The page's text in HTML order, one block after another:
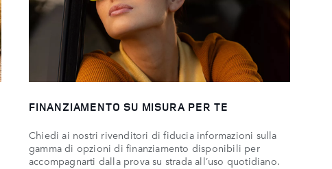
FINANZIAMENTO SU MISURA PER TE
Chiedi ai nostri rivenditori di fiducia informazioni sulla
gamma di opzioni di finanziamento disponibili per
accompagnarti dalla prova su strada all’uso quotidiano.